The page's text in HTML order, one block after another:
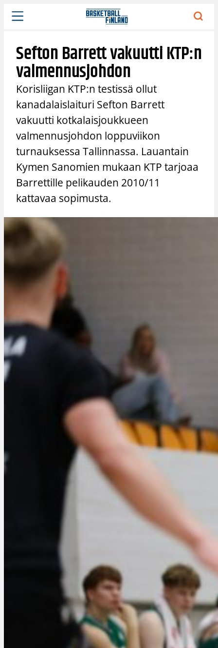
Siirry
sisältöön
Sefton Barrett vakuutti KTP:n
valmennusjohdon
Korisliigan KTP:n testissä ollut
kanadalaislaituri Sefton Barrett
vakuutti kotkalaisjoukkueen
valmennusjohdon loppuviikon
turnauksessa Tallinnassa. Lauantain
Kymen Sanomien mukaan KTP tarjoaa
Barrettille pelikauden 2010/11
kattavaa sopimusta.